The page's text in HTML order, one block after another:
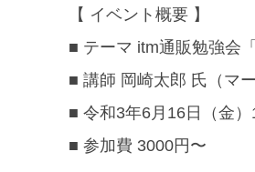
【 イベント概要 】
■ テーマ itm通販勉強会
■ 講師 岡崎太郎 氏（マ
■ 令和3年6月16日（金
■ 参加費 3000円〜